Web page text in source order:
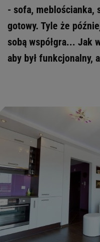
- sofa,
gotowy. Tyle że
sobą współgra... Jak
aby był funkcjonalny,